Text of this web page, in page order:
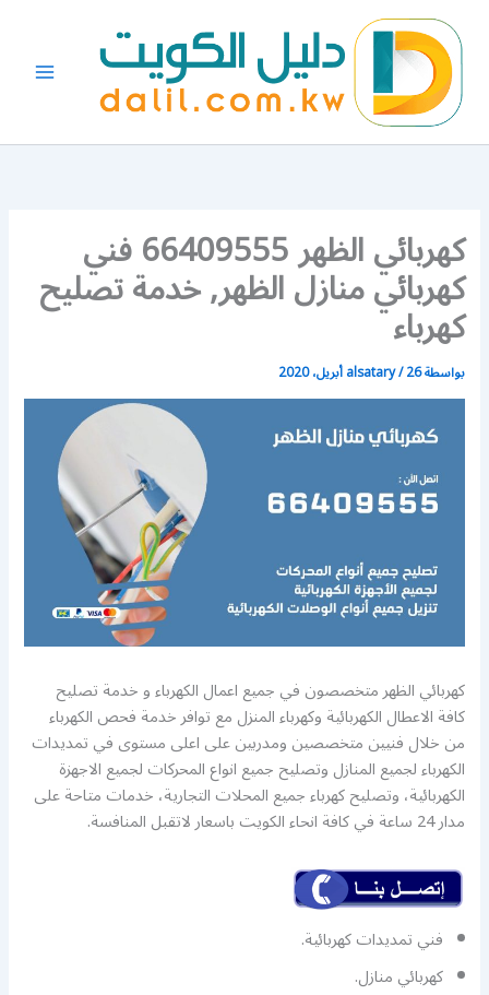
المحتوى
كهربائي الظهر 66409555 فني
كهربائي منازل الظهر, خدمة تصليح
كهرباء
بواسطة alsatary/26 أبريل، 2020
كهربائي الظهر متخصصون في جميع اعمال الكهرباء و خدمة تصليح
كافة الاعطال الكهربائية وكهرباء المنزل مع توافر خدمة فحص الكهرباء
من خلال فنيين متخصصين ومدربين على اعلى مستوى في تمديدات
الكهرباء لجميع المنازل وتصليح جميع انواع المحركات لجميع الاجهزة
الكهربائية، وتصليح كهرباء جميع المحلات التجارية، خدمات متاحة على
مدار 24 ساعة في كافة انحاء الكويت باسعار لاتقبل المنافسة.
فني تمديدات كهربائية.
كهربائي منازل.